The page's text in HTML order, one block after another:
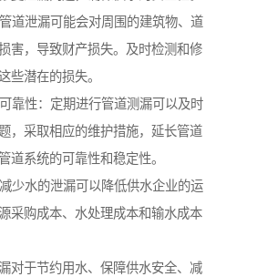
道泄漏可能会对周围的建筑物、道
害，导致财产损失。及时检测和修
些潜在的损失。
靠性：定期进行管道测漏可以及时
，采取相应的维护措施，延长管道
道系统的可靠性和稳定性。
少水的泄漏可以降低供水企业的运
采购成本、水处理成本和输水成本
对于节约用水、保障供水安全、减